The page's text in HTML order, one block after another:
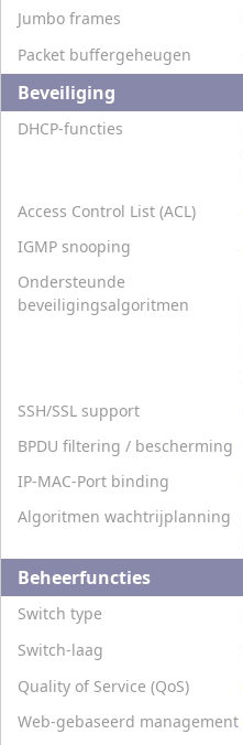
Jumbo frames
Packet buffergeheugen
Beveiliging
DHCP-functies
Access Control List (ACL)
IGMP snooping
Ondersteunde
beveiligingsalgoritmen
SSH/SSL support
BPDU filtering / bescherming
IP-MAC-Port binding
Algoritmen wachtrijplanning
Beheerfuncties
Switch type
Switch-laag
Quality of Service (QoS)
Web-gebaseerd management